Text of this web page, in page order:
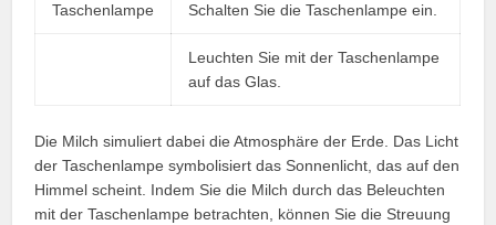
Taschenlampe Schalten Sie die Taschenlampe ein.
Leuchten Sie mit der Taschenlampe
auf das Glas.
Die Milch simuliert dabei die Atmosphäre der Erde. Das Licht
der Taschenlampe symbolisiert das Sonnenlicht, das auf den
Himmel scheint. Indem Sie die Milch durch das Beleuchten
mit der Taschenlampe betrachten, können Sie die Streuung